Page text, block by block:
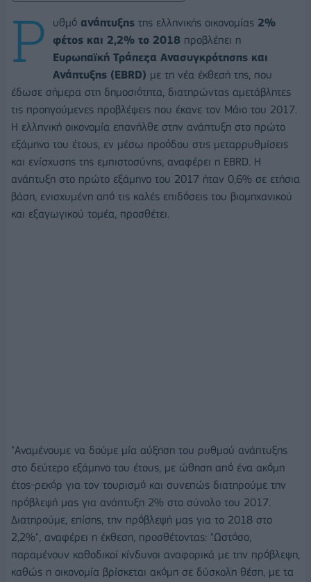
Ρ υθμό ανάπτυξης της ελληνικής οικονομίας 2%
φέτος και 2,2% το 2018 προβλέπει η
Ευρωπαϊκή Τράπεζα Ανασυγκρότησης και
Ανάπτυξης (EBRD) με τη νέα έκθεσή της, που
έδωσε σήμερα στη δημοσιότητα, διατηρώντας αμετάβλητες
τις προηγούμενες προβλέψεις που έκανε τον Μάιο του 2017.
Η ελληνική οικονομία επανήλθε στην ανάπτυξη στο πρώτο
εξάμηνο του έτους, εν μέσω προόδου στις μεταρρυθμίσεις
και ενίσχυσης της εμπιστοσύνης, αναφέρει η EBRD. Η
ανάπτυξη στο πρώτο εξάμηνο του 2017 ήταν 0,6% σε ετήσια
βάση, ενισχυμένη από τις καλές επιδόσεις του βιομηχανικού
και εξαγωγικού τομέα, προσθέτει.
"Αναμένουμε να δούμε μία αύξηση του ρυθμού ανάπτυξης
στο δεύτερο εξάμηνο του έτους, με ώθηση από ένα ακόμη
έτος-ρεκόρ για τον τουρισμό και συνεπώς διατηρούμε την
πρόβλεψή μας για ανάπτυξη 2% στο σύνολο του 2017.
Διατηρούμε, επίσης, την πρόβλεψή μας για το 2018 στο
2,2%", αναφέρει η έκθεση, προσθέτοντας: "Ωστόσο,
παραμένουν καθοδικοί κίνδυνοι αναφορικά με την πρόβλεψη,
καθώς η οικονομία βρίσκεται ακόμη σε δύσκολη θέση, με τα